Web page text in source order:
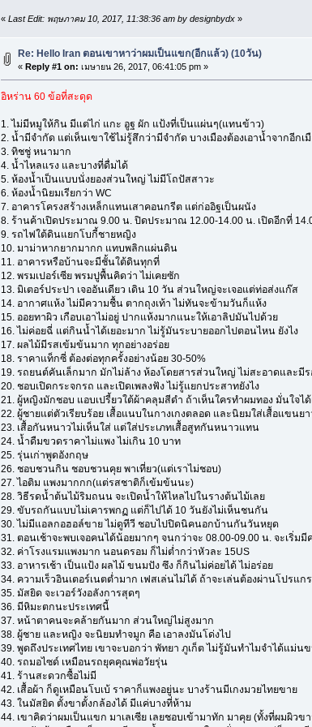
« Last Edit: พฤษภาคม 10, 2017, 11:38:36 am by designbydx»
Re: Hello Iran ตอนเขาหาว่าผมเป็นแขก(อีกแล้ว) (10วัน)
« Reply #1 on: เมษายน 26, 2017, 06:41:05 pm »
อิหร่าน 60 ข้อที่สะดุด
1. ไม่มีหมูให้กิน มีแต่ไก่ แกะ อูฐ ผัก แป้งที่เป็นแผ่นๆ(แทนข้าว)
2. น้ำมีจำกัด แต่เห็นเขาใช้ไม่รู้สึกว่ามีจำกัด บางเมืองต้องเอาน้ำจากอีกเ
3. ทิชชู่ หนามาก
4. น้ำไหลแรง และบางที่ดื่มได้
5. ห้องน้ำเป็นแบบนั่งยองส่วนใหญ่ ไม่มีโถปัสสาวะ
6. ห้องน้ำนิยมเรียกว่า WC
7. อาคารโครงสร้างเหล็กแทนเสาคอนกรีต แต่ก่ออิฐเป็นผนัง
8. ร้านค้าเปิดประมาณ 9.00 น. ปิดประมาณ 12.00-14.00 น. เปิดอีกที่
9. รถไฟใต้ดินแยกโบกี้ชายหญิง
10. มาม่าหากยากมากก แทบพลิกแผ่นดิน
11. อาคารหรือบ้านจะมีชั้นใต้ดินทุกที่
12. พรมเปอร์เซีย พรมปูพื้นคิดว่า ไม่เคยซัก
13. มิเตอร์ประปา เจออันเดียว เดิน 10 วัน ส่วนใหญ่จะเจอแต่ท่อส่งแก๊ส
14. อากาศแห้ง ไม่มีความชื้น ตากถุงเท้า ไม่ทันจะข้ามวันก็แห้ง
15. ออยทาผิว เกือบเอาไม่อยู่ ปากแห้งมากแนะให้เอาลิปมันไปด้วย
16. ไม่ค่อยฉี่ แต่กินน้ำได้เยอะมาก ไม่รู้มันระบายออกไปตอนไหน ยังไง
17. ผลไม้มีรสเข้มข้นมาก ทุกอย่างอร่อย
18. ราคาแท็กซี่ ต้องต่อทุกครั้งอย่างน้อย 30-50%
19. รถยนต์คันเล็กมาก มักไม่ล้าง ห้องโดยสารส่วนใหญ่ ไม่สะอาดและมี
20. ชอบเปิดกระจกรถ และเปิดเพลงฟัง ไม่รู้แยกประสาทยังไง
21. ผู้หญิงมักชอบ แอบเปรี้ยวใต้ผ้าคลุมสีดำ ถ้าเห็นใครทำผมทอง มั่นใจได้
22. ผู้ชายแต่ตัวเรียบร้อย เสื้อแนบในกางเกงตลอด และนิยมใส่เสื้อแขนยา
23. เสื้อกันหนาวไม่เห็นใส่ แต่ใส่ประเภทเสื้อสูทกันหนาวแทน
24. น้ำดืมขวดราคาไม่แพง ไม่เกิน 10 บาท
25. รุ่นเก่าพูดอังกฤษ
26. ชอบชวนกิน ชอบชวนคุย พาเที่ยว(แต่เราไม่ชอบ)
27. ไอติม แพงมากกก(แต่รสชาติก็เข้มข้นนะ)
28. วิธีรดน้ำต้นไม้ริมถนน จะเปิดน้ำให้ไหลไปในรางต้นไม้เลย
29. ขับรถกันแบบไม่เคารพกฏ แต่ก็ไปได้ 10 วันยังไม่เห็นชนกัน
30. ไม่มีแอลกอฮอล์ขาย ไม่ดูทีวี ชอบไปปิดนิคนอกบ้านกันวันหยุด
31. ตอนเช้าจะพบเจอคนได้น้อยมากๆ จนกว่าจะ 08.00-09.00 น. จะเริ่ม
32. ค่าโรงแรมแพงมาก นอนดรอม ก็ไม่ต่ำกว่าหัวละ 15US
33. อาหารเช้า เป็นแป้ง ผลไม้ ขนมปัง ซึง ก็กินไม่ค่อยได้ ไม่อร่อย
34. ความเร็วอินเตอร์เนตต่ำมาก เฟสเล่นไม่ได้ ถ้าจะเล่นต้องผ่านโปรแก
35. มัสยิด จะเวอร์วังอลังการสุดๆ
36. มีหิมะตกนะประเทศนี้
37. หน้าตาคนจะคล้ายกันมาก ส่วนใหญ่ไม่สูงมาก
38. ผู้ชาย และหญิง จะนิยมทำจมูก คือ เอาลงมันโด่งไป
39. พูดถึงประเทศไทย เขาจะบอกว่า พัทยา ภูเก็ต ไม่รู้มันทำไมจำได้แม่น
40. รถมอไซด์ เหมือนรถยุคคุณพ่อวัยรุ่น
41. ร้านสะดวกซื้อไม่มี
42. เสื้อผ้า ก็ดูเหมือนโบเบ้ ราคาก็แพงอยู่นะ บางร้านมีเกงมวยไทยขาย
43. ในมัสยิด ตั้งขาตั้งกล้องได้ มีแค่บางที่ห้าม
44. เขาคิดว่าผมเป็นแขก มาเลเซีย เลยชอบเข้ามาทัก มาคุย (ทั้งที่ผมผิวข